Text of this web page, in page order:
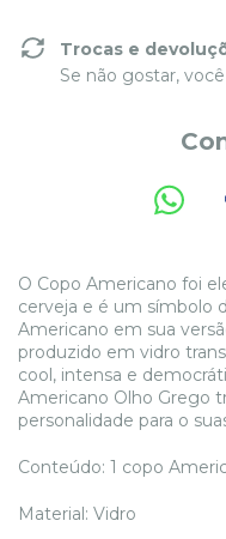
Trocas e
Se não gostar,
O Copo Americano foi
cerveja e é um símbolo
Americano em sua
produzido em vidro
cool, intensa e
Americano Olho Grego
personalidade para o
Conteúdo: 1 copo
Material: Vidro